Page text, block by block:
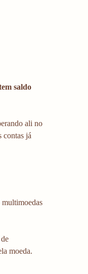
saldo
ali no
contas já
multimoedas
moeda.